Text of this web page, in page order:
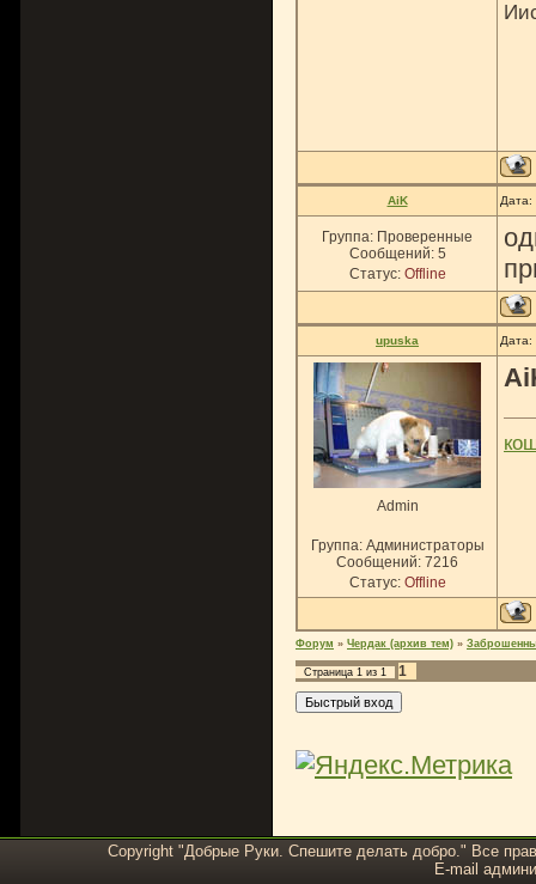
AiK
Группа: Проверенные
Сообщений: 5
Статус: Offline
upuska Дата:
Admin
Группа: Администраторы
Сообщений: 7216
Статус: Offline
Форум » Чердак (архив тем) »
Страница 1 из 1 1
Copyright "Добрые Руки. Спешите делать добро." Все
E-mail